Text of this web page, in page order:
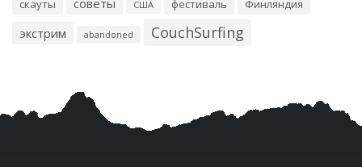
скауты США фестиваль Финляндия
экстрим abandoned CouchSurfing